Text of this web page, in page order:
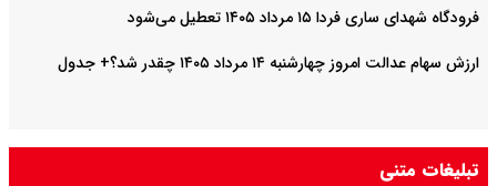
فرودگاه شهدای ساری فردا ۱۵ مرداد ۱۴۰۵ تعطیل می‌شود
ارزش سهام عدالت امروز چهارشنبه ۱۴ مرداد ۱۴۰۵ چقدر شد؟+ جدول
تبلیغات متنی